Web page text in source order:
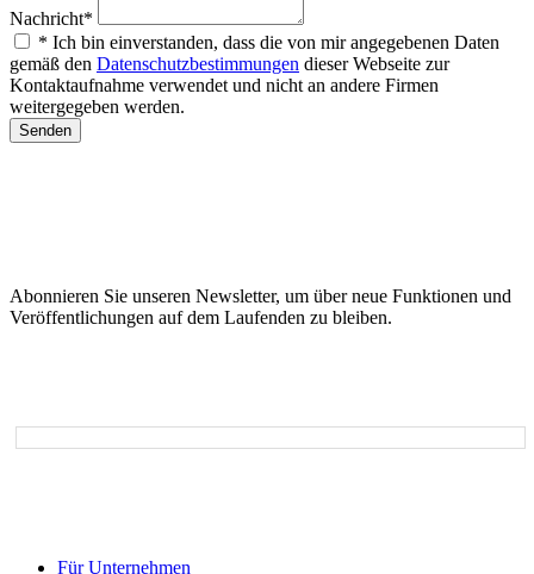
Nachricht*
* Ich bin einverstanden, dass die von mir angegebenen Daten
gemäß den Datenschutzbestimmungen dieser Webseite zur
Kontaktaufnahme verwendet und nicht an andere Firmen
weitergegeben werden.
Senden
Abonnieren Sie unseren Newsletter, um über neue Funktionen und
Veröffentlichungen auf dem Laufenden zu bleiben.
Für Unternehmen